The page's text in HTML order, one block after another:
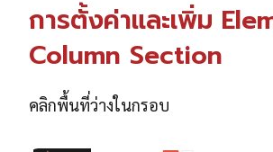
การตั้งค่าและเพิ่ม
Column Section
คลิกพื้นที่ว่างในกรอบ